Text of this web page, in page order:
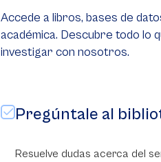
Accede a libros, bases de
académica. Descubre todo lo
investigar con nosotros.
Pregúntale al
Resuelve dudas acerca del